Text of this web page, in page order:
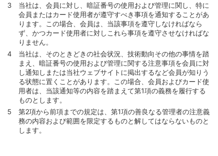
当社は、会員に対し、暗証番号の使用および管理に関し、特に
会員またはカード使用者が遵守すべき事項を通知することがあ
ります。この場合、会員は、当該事項を遵守しなければなら
ず、かつカード使用者に対しこれら事項を遵守させなければな
りません。
当社は、そのときどきの社会状況、技術動向その他の事情を踏
まえ、暗証番号の使用および管理に関する注意事項を会員に対
し通知しまたは当社ウェブサイトに掲出するなど会員が知りう
る状態に置くことがあります。この場合、会員およびカード使
用者は、当該通知等の内容を踏まえて第1項の義務を履行する
ものとします。
第2項から前項までの規定は、第1項の善良なる管理者の注意義
務の内容および範囲を限定するものと解してはならないものと
します。